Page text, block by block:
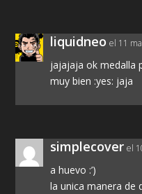
liquidneo el 11
jajajaja ok medalla
muy bien :yes: jaja
simplecover el
a huevo :’)
la unica manera de